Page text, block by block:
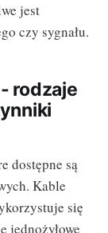
jest
czy sygnału.
rodzaje
dostępne są
Kable
się
jednożyłowe